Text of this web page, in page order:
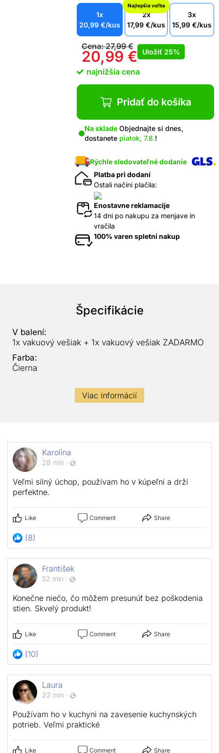
1x
20,99 €/kus
Najlepšia voľba
2x
17,99 €/kus
3x
15,99 €/kus
Cena:27,99€
20,99 € Uložiť 25%
najnižšia cena
Pridať do košíka
Na sklade Objednajte si dnes,
dostanete piatok, 7.8.!
Rýchle sledovateľné dodanie
Platba pri dodaní
Ostali načini plačila:
Enostavne reklamacije
14 dni po nakupu za menjave in
vračila
100% varen spletni nakup
Špecifikácie
V balení:
1x vakuový vešiak + 1x vakuový vešiak ZADARMO
Farba:
Čierna
Viac informácií
Karolína
28 min ·
Veľmi silný úchop, používam ho v kúpeľni a drží
perfektne.
Like Comment Share
(8)
František
52 min ·
Konečne niečo, čo môžem presunúť bez poškodenia
stien. Skvelý produkt!
Like Comment Share
(10)
Laura
22 min ·
Používam ho v kuchyni na zavesenie kuchynských
potrieb. Veľmi praktické
Like Comment Share